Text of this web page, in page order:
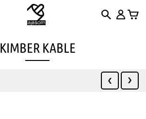
KIMBER KABLE